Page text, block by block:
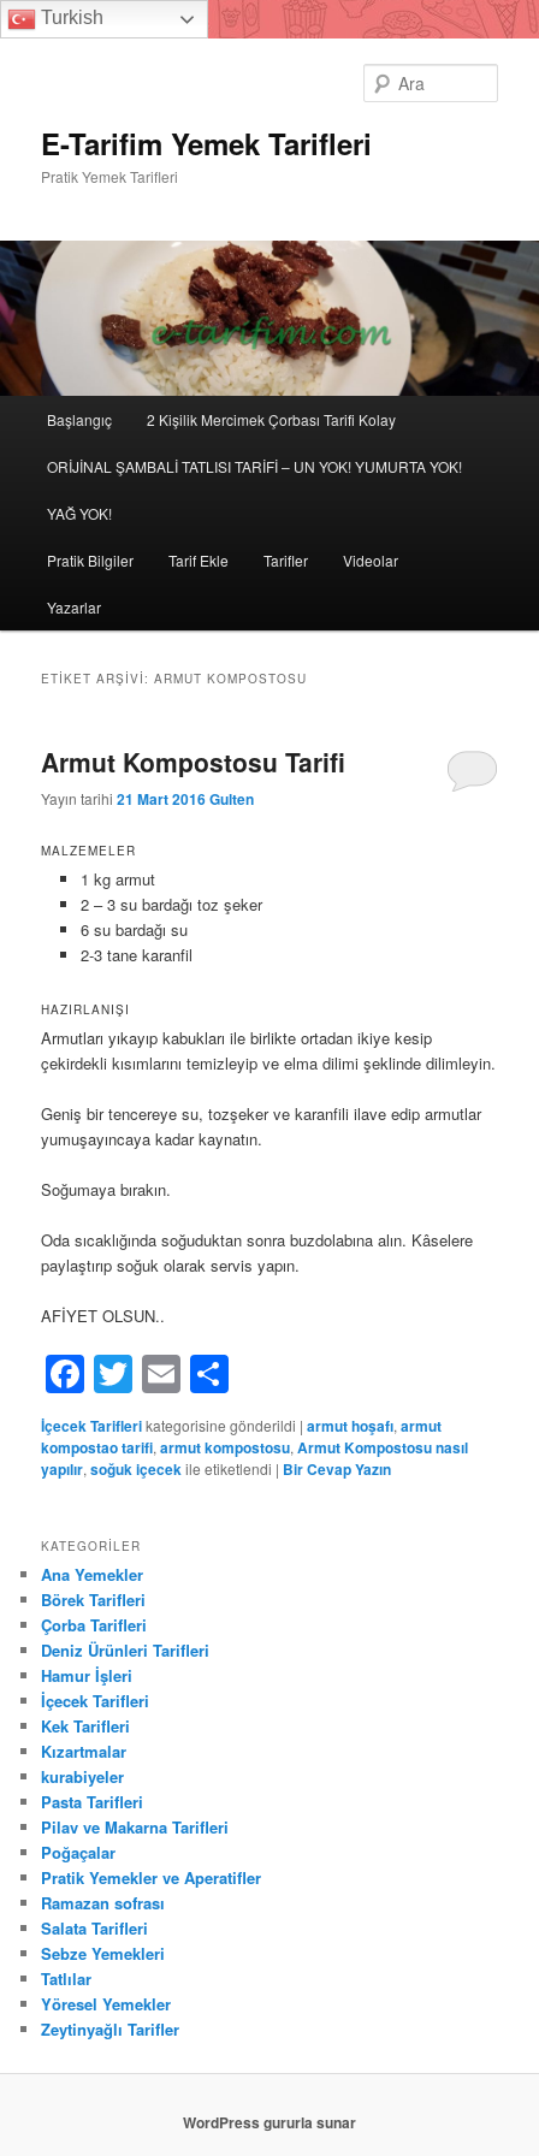
Turkish
E-Tarifim Yemek Tarifleri
Pratik Yemek Tarifleri
Birincil
içeriğe
geç
İkincil
içeriğe
geç
Başlangıç 2 Kişilik Mercimek Çorbası Tarifi Kolay
ORİJİNAL ŞAMBALİ TATLISI TARİFİ – UN YOK! YUMURTA YOK!
YAĞ YOK!
Pratik Bilgiler Tarif Ekle Tarifler Videolar
Yazarlar
ETIKET ARŞIVI:ARMUT KOMPOSTOSU
Armut Kompostosu Tarifi
Yayın tarihi21 Mart 2016Gulten
MALZEMELER
1 kg armut
2 – 3 su bardağı toz şeker
6 su bardağı su
2-3 tane karanfil
HAZIRLANIŞI
Armutları yıkayıp kabukları ile birlikte ortadan ikiye kesip
çekirdekli kısımlarını temizleyip ve elma dilimi şeklinde dilimleyin.
Geniş bir tencereye su, tozşeker ve karanfili ilave edip armutlar
yumuşayıncaya kadar kaynatın.
Soğumaya bırakın.
Oda sıcaklığında soğuduktan sonra buzdolabına alın. Kâselere
paylaştırıp soğuk olarak servis yapın.
AFİYET OLSUN..
Facebook
Twitter
Email
İçecek Tariflerikategorisine gönderildi |armut hoşafı,armut
kompostao tarifi,armut kompostosu,Armut Kompostosu nasıl
yapılır,soğuk içecekile etiketlendi | Bir Cevap Yazın
KATEGORILER
Ana Yemekler
Börek Tarifleri
Çorba Tarifleri
Deniz Ürünleri Tarifleri
Hamur İşleri
İçecek Tarifleri
Kek Tarifleri
Kızartmalar
kurabiyeler
Pasta Tarifleri
Pilav ve Makarna Tarifleri
Poğaçalar
Pratik Yemekler ve Aperatifler
Ramazan sofrası
Salata Tarifleri
Sebze Yemekleri
Tatlılar
Yöresel Yemekler
Zeytinyağlı Tarifler
WordPress gururla sunar